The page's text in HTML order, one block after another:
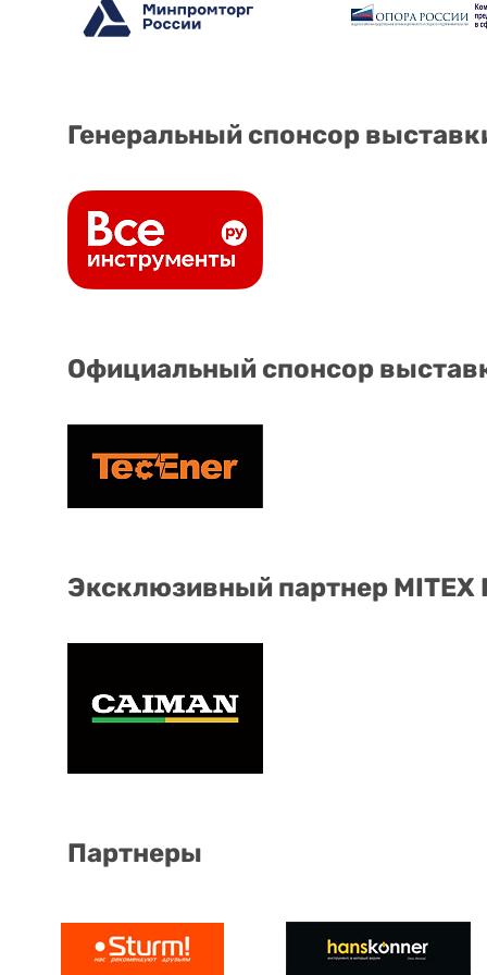
Генеральный спонсор
Официальный спонсор
Эксклюзивный партнер
Партнеры